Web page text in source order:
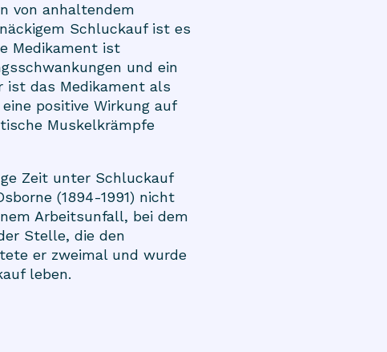
von anhaltendem
Schluckauf ist es
Medikament ist
und ein
ist das Medikament als
positive Wirkung auf
Muskelkrämpfe
Zeit unter Schluckauf
(1894-1991) nicht
Arbeitsunfall, bei dem
Stelle, die den
er zweimal und wurde
leben.